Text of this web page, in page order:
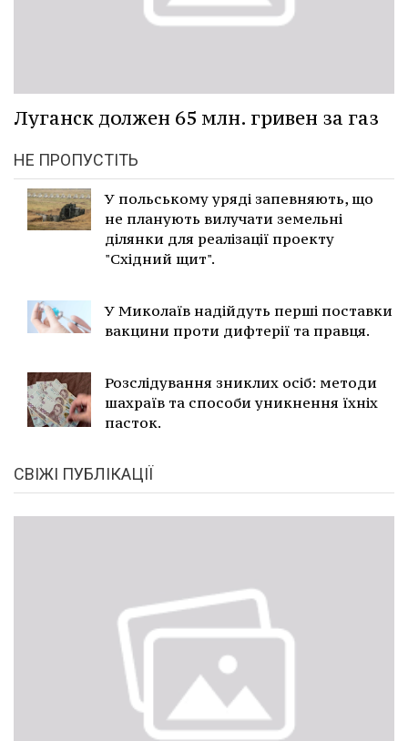
Луганск должен 65 млн. гривен за газ
НЕ ПРОПУСТІТЬ
У польському уряді запевняють, що
не планують вилучати земельні
ділянки для реалізації проекту
"Східний щит".
У Миколаїв надійдуть перші поставки
вакцини проти дифтерії та правця.
Розслідування зниклих осіб: методи
шахраїв та способи уникнення їхніх
пасток.
СВІЖІ ПУБЛІКАЦІЇ